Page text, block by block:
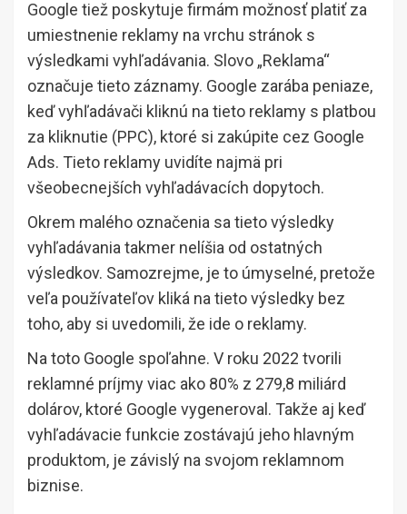
Google tiež poskytuje firmám možnosť platiť za
umiestnenie reklamy na vrchu stránok s
výsledkami vyhľadávania. Slovo „Reklama“
označuje tieto záznamy. Google zarába peniaze,
keď vyhľadávači kliknú na tieto reklamy s platbou
za kliknutie (PPC), ktoré si zakúpite cez Google
Ads. Tieto reklamy uvidíte najmä pri
všeobecnejších vyhľadávacích dopytoch.
Okrem malého označenia sa tieto výsledky
vyhľadávania takmer nelíšia od ostatných
výsledkov. Samozrejme, je to úmyselné, pretože
veľa používateľov kliká na tieto výsledky bez
toho, aby si uvedomili, že ide o reklamy.
Na toto Google spoľahne. V roku 2022 tvorili
reklamné príjmy viac ako 80% z 279,8 miliárd
dolárov, ktoré Google vygeneroval. Takže aj keď
vyhľadávacie funkcie zostávajú jeho hlavným
produktom, je závislý na svojom reklamnom
biznise.